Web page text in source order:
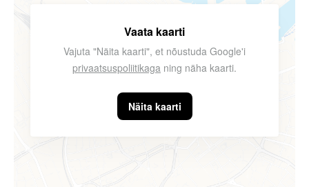
Vaata kaarti
Vajuta "Näita kaarti", et nõustuda Google'i
privaatsuspoliitikaga ning näha kaarti.
Näita kaarti